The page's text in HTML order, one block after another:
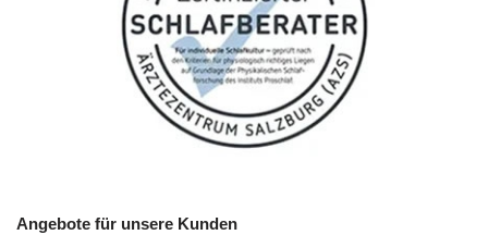
Angebote für unsere Kunden